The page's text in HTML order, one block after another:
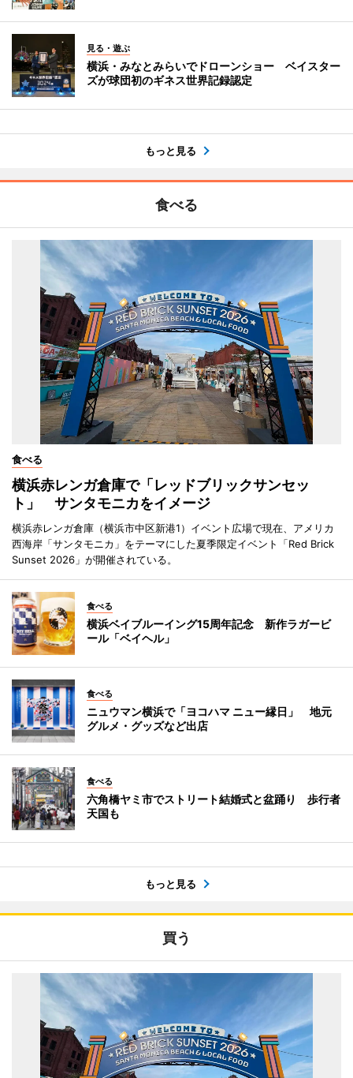
見る・遊ぶ
横浜・みなとみらいでドローンショー ベイスター
ズが球団初のギネス世界記録認定
もっと見る
食べる
食べる
横浜赤レンガ倉庫で「レッドブリックサンセッ
ト」 サンタモニカをイメージ
横浜赤レンガ倉庫（横浜市中区新港1）イベント広場で現在、アメリカ
西海岸「サンタモニカ」をテーマにした夏季限定イベント「Red Brick
Sunset 2026」が開催されている。
食べる
横浜ベイブルーイング15周年記念 新作ラガービ
ール「ベイヘル」
食べる
ニュウマン横浜で「ヨコハマ ニュー縁日」 地元
グルメ・グッズなど出店
食べる
六角橋ヤミ市でストリート結婚式と盆踊り 歩行者
天国も
もっと見る
買う